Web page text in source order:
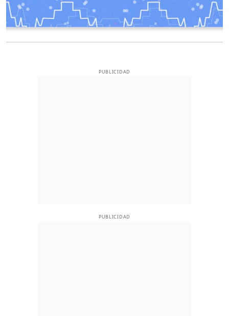
PUBLICIDAD
PUBLICIDAD